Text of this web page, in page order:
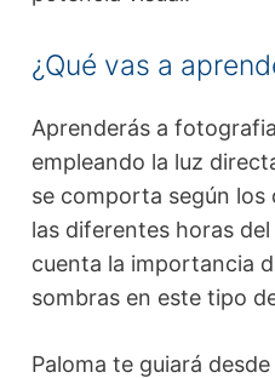
¿Qué vas a
Aprenderás a
empleando la luz
se comporta según
las diferentes horas
cuenta la importancia
sombras en este tipo
Paloma te guiará